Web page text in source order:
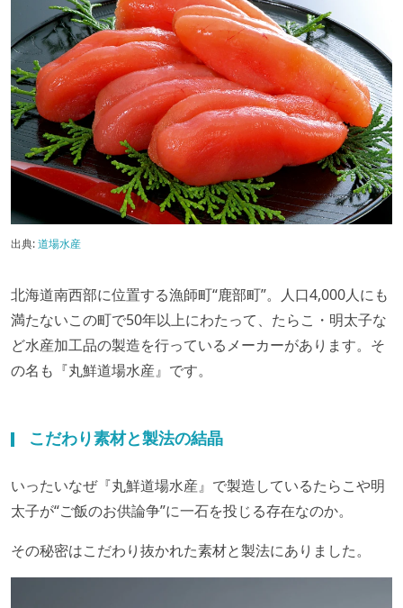
出典:道場水産
北海道南西部に位置する漁師町“鹿部町”。人口4,000人にも
満たないこの町で50年以上にわたって、たらこ・明太子な
ど水産加工品の製造を行っているメーカーがあります。そ
の名も『丸鮮道場水産』です。
こだわり素材と製法の結晶
いったいなぜ『丸鮮道場水産』で製造しているたらこや明
太子が“ご飯のお供論争”に一石を投じる存在なのか。
その秘密はこだわり抜かれた素材と製法にありました。